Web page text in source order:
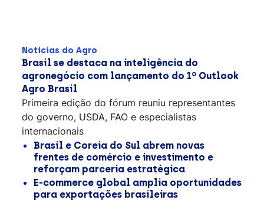
Notícias do Agro
Brasil se destaca na inteligência do
agronegócio com lançamento do 1º Outlook
Agro Brasil
Primeira edição do fórum reuniu representantes
do governo, USDA, FAO e especialistas
internacionais
Brasil e Coreia do Sul abrem novas
frentes de comércio e investimento e
reforçam parceria estratégica
E-commerce global amplia oportunidades
para exportações brasileiras